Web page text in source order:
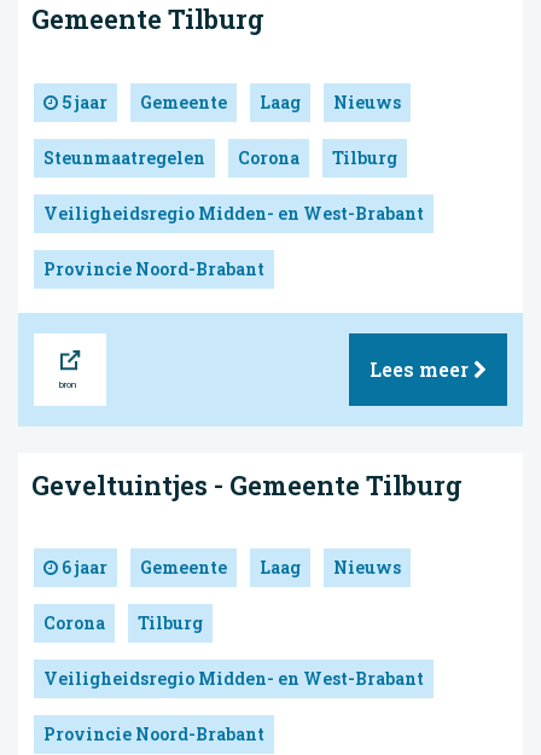
Gemeente Tilburg
5 jaar Gemeente Laag Nieuws
Steunmaatregelen Corona Tilburg
Veiligheidsregio Midden- en West-Brabant
Provincie Noord-Brabant
Lees meer
Geveltuintjes - Gemeente Tilburg
6 jaar Gemeente Laag Nieuws
Corona Tilburg
Veiligheidsregio Midden- en West-Brabant
Provincie Noord-Brabant